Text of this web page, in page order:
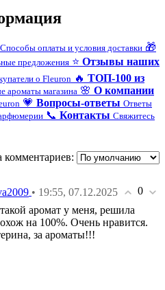
Способы оплаты и условия доставки 🎁
предложения ⭐ Отзывы наших
о Fleuron 🔥 ТОП-100 из
ароматы магазина 🌸 О компании
💗 Вопросы-ответы Ответы
📞 Контакты Свяжитесь
0
• 19:55, 07.12.2025
аромат у меня, решила
на 100%. Очень нравится.
за ароматы!!!